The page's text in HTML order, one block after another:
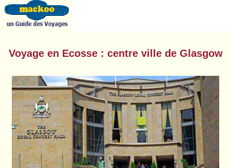
Voyage en Ecosse : centre ville de Glasgow